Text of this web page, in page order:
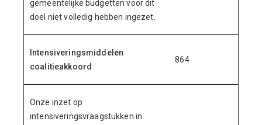
gemeentelijke budgetten voor dit
doel niet volledig hebben ingezet.
Intensiveringsmiddelen
coalitieakkoord
864
Onze inzet op
intensiveringsvraagstukken in